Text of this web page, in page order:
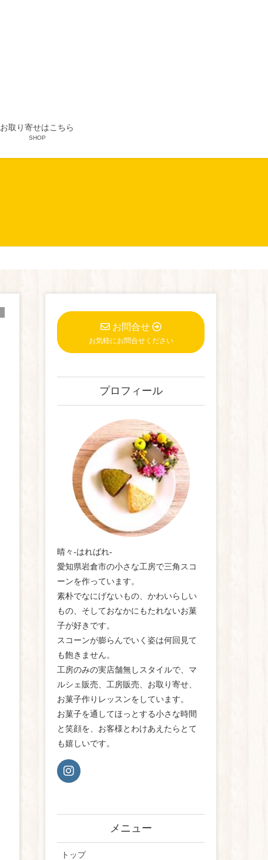
お取り寄せはこちら
SHOP
お問合せ
お気軽にお問合せください
プロフィール
晴々-はればれ-
愛知県岩倉市の小さな工房で三角スコ
ーンを作っています。
素朴でなにげないもの、かわいらしい
もの、そしておなかにもたれないお菓
子が好きです。
スコーンが膨らんでいく姿は何回見て
も飽きません。
工房のみの実店舗無しスタイルで、マ
ルシェ販売、工房販売、お取り寄せ、
お菓子作りレッスンをしています。
お菓子を通してほっとする小さな時間
と笑顔を、お客様とわけあえたらとて
も嬉しいです。
メニュー
トップ